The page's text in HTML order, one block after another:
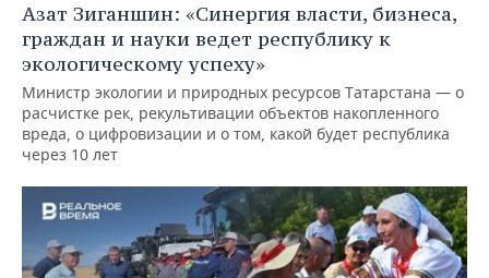
Азат Зиганшин: «Синергия власти, бизнеса,
граждан и науки ведет республику к
экологическому успеху»
Министр экологии и природных ресурсов Татарстана — о
расчистке рек, рекультивации объектов накопленного
вреда, о цифровизации и о том, какой будет республика
через 10 лет